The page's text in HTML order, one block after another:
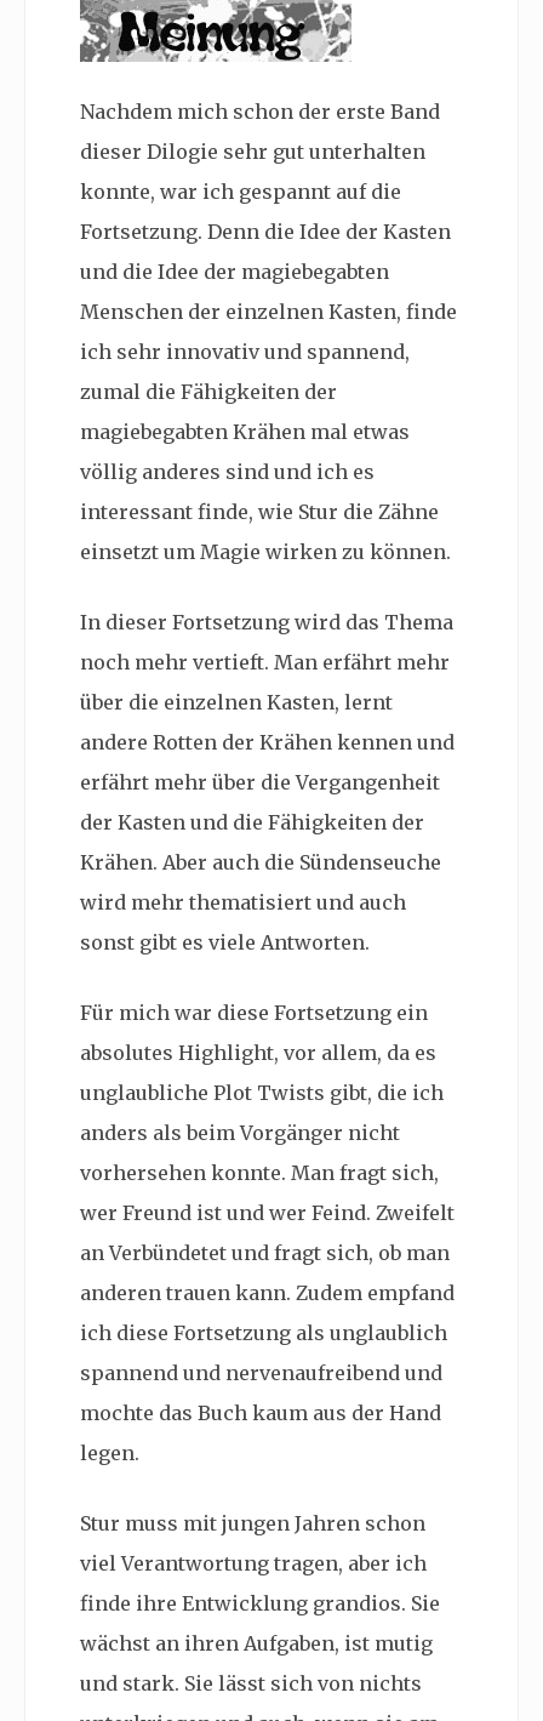
Nachdem mich schon der erste Band
dieser Dilogie sehr gut unterhalten
konnte, war ich gespannt auf die
Fortsetzung. Denn die Idee der Kasten
und die Idee der magiebegabten
Menschen der einzelnen Kasten, finde
ich sehr innovativ und spannend,
zumal die Fähigkeiten der
magiebegabten Krähen mal etwas
völlig anderes sind und ich es
interessant finde, wie Stur die Zähne
einsetzt um Magie wirken zu können.
In dieser Fortsetzung wird das Thema
noch mehr vertieft. Man erfährt mehr
über die einzelnen Kasten, lernt
andere Rotten der Krähen kennen und
erfährt mehr über die Vergangenheit
der Kasten und die Fähigkeiten der
Krähen. Aber auch die Sündenseuche
wird mehr thematisiert und auch
sonst gibt es viele Antworten.
Für mich war diese Fortsetzung ein
absolutes Highlight, vor allem, da es
unglaubliche Plot Twists gibt, die ich
anders als beim Vorgänger nicht
vorhersehen konnte. Man fragt sich,
wer Freund ist und wer Feind. Zweifelt
an Verbündetet und fragt sich, ob man
anderen trauen kann. Zudem empfand
ich diese Fortsetzung als unglaublich
spannend und nervenaufreibend und
mochte das Buch kaum aus der Hand
legen.
Stur muss mit jungen Jahren schon
viel Verantwortung tragen, aber ich
finde ihre Entwicklung grandios. Sie
wächst an ihren Aufgaben, ist mutig
und stark. Sie lässt sich von nichts